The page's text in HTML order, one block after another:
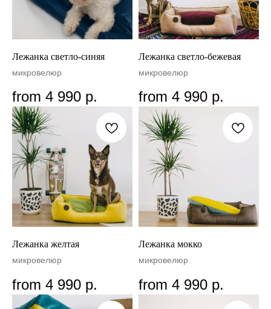
Лежанка светло-синяя
микровелюр
from 4 990 р.
Лежанка светло-бежевая
микровелюр
from 4 990 р.
Лежанка желтая
микровелюр
from 4 990 р.
Лежанка мокко
микровелюр
from 4 990 р.
RACHEL WOW